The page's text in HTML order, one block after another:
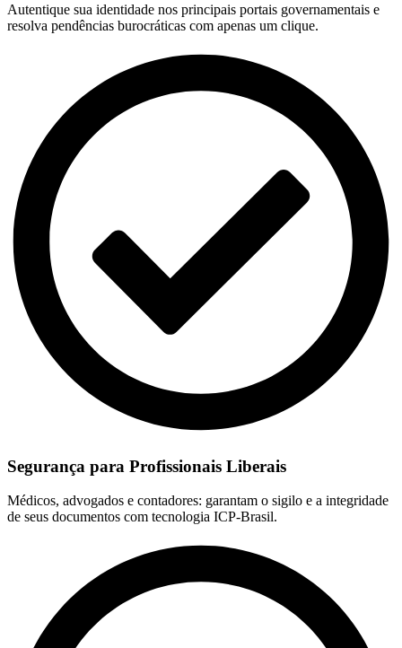
Autentique sua identidade nos principais portais governamentais e
resolva pendências burocráticas com apenas um clique.
Segurança para Profissionais Liberais
Médicos, advogados e contadores: garantam o sigilo e a integridade
de seus documentos com tecnologia ICP-Brasil.